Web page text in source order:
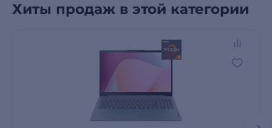
Хиты продаж в этой категории